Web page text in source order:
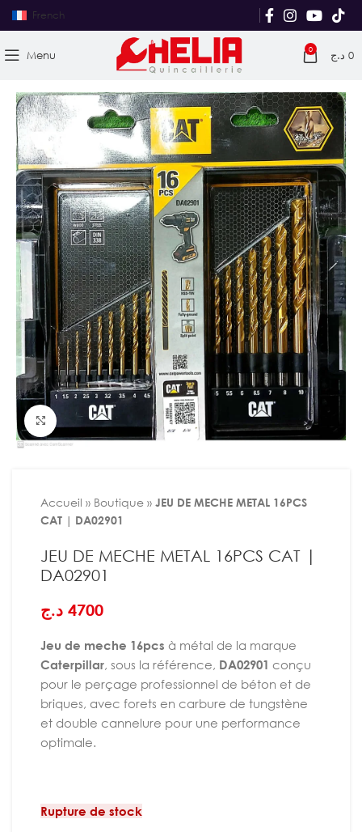
French
Menu 0 0 د.ج
Agrandir
Accueil » Boutique » JEU DE MECHE METAL 16PCS
CAT | DA02901
JEU DE MECHE METAL 16PCS CAT |
DA02901
4700 د.ج
Jeu de meche 16pcs à métal de la marque
Caterpillar, sous la référence, DA02901 conçu
pour le perçage professionnel de béton et de
briques, avec forets en carbure de tungstène
et double cannelure pour une performance
optimale.
Rupture de stock